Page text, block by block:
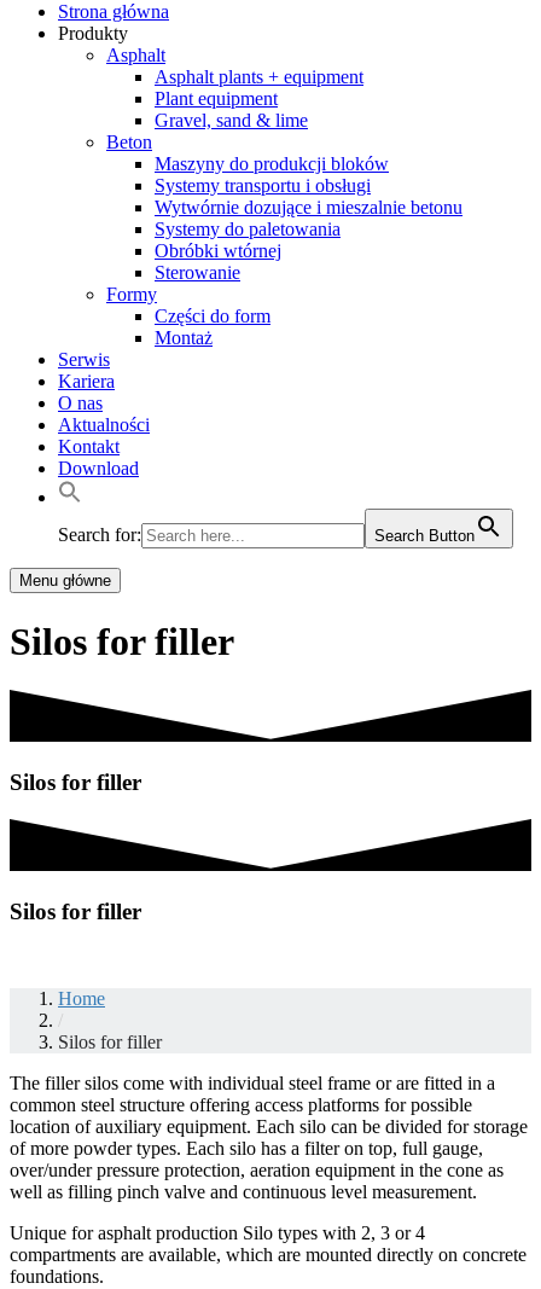
Strona główna
Produkty
Asphalt
Asphalt plants + equipment
Plant equipment
Gravel, sand & lime
Beton
Maszyny do produkcji bloków
Systemy transportu i obsługi
Wytwórnie dozujące i mieszalnie betonu
Systemy do paletowania
Obróbki wtórnej
Sterowanie
Formy
Części do form
Montaż
Serwis
Kariera
O nas
Aktualności
Kontakt
Download
Search for: Search Button
Menu główne
Silos for filler
Silos for filler
Silos for filler
Home
/
Silos for filler
The filler silos come with individual steel frame or are fitted in a
common steel structure offering access platforms for possible
location of auxiliary equipment. Each silo can be divided for storage
of more powder types. Each silo has a filter on top, full gauge,
over/under pressure protection, aeration equipment in the cone as
well as filling pinch valve and continuous level measurement.
Unique for asphalt production Silo types with 2, 3 or 4
compartments are available, which are mounted directly on concrete
foundations.